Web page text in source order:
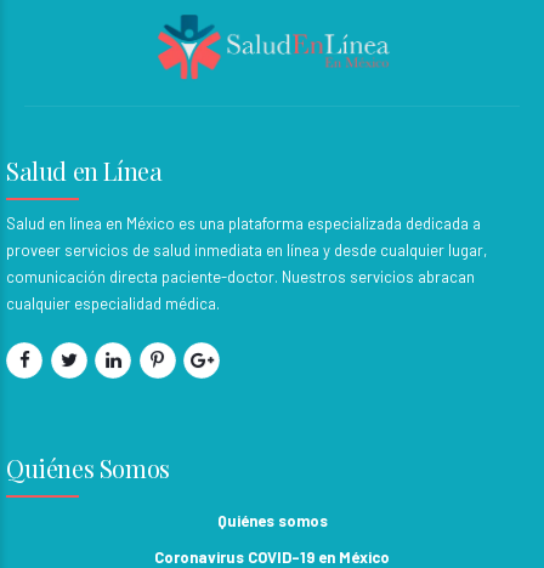
Salud en Línea
Salud en línea en México es una plataforma especializada dedicada a
proveer servicios de salud inmediata en línea y desde cualquier lugar,
comunicación directa paciente-doctor. Nuestros servicios abracan
cualquier especialidad médica.
Quiénes Somos
Quiénes somos
Coronavirus COVID-19 en México